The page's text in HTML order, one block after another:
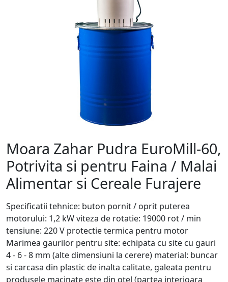
Moara Zahar Pudra EuroMill-60,
Potrivita si pentru Faina / Malai
Alimentar si Cereale Furajere
Specificatii tehnice: buton pornit / oprit puterea
motorului: 1,2 kW viteza de rotatie: 19000 rot / min
tensiune: 220 V protectie termica pentru motor
Marimea gaurilor pentru site: echipata cu site cu gauri
4 - 6 - 8 mm (alte dimensiuni la cerere) material: buncar
si carcasa din plastic de inalta calitate, galeata pentru
produsele macinate este din otel (partea interioara